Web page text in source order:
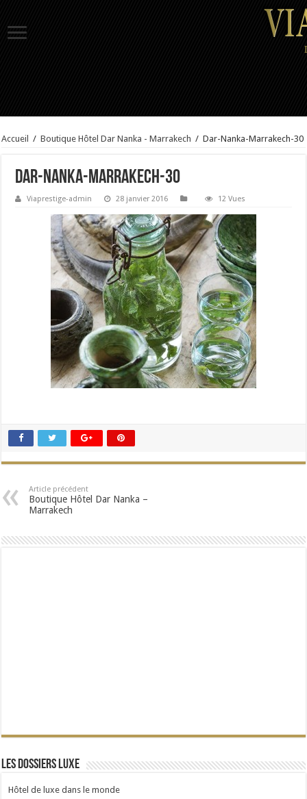
Accueil / Boutique Hôtel Dar Nanka - Marrakech / Dar-Nanka-Marrakech-30
Dar-Nanka-Marrakech-30
Viaprestige-admin 28 janvier 2016 12 Vues
Article précédent
Boutique Hôtel Dar Nanka –
Marrakech
Les dossiers Luxe
Hôtel de luxe dans le monde